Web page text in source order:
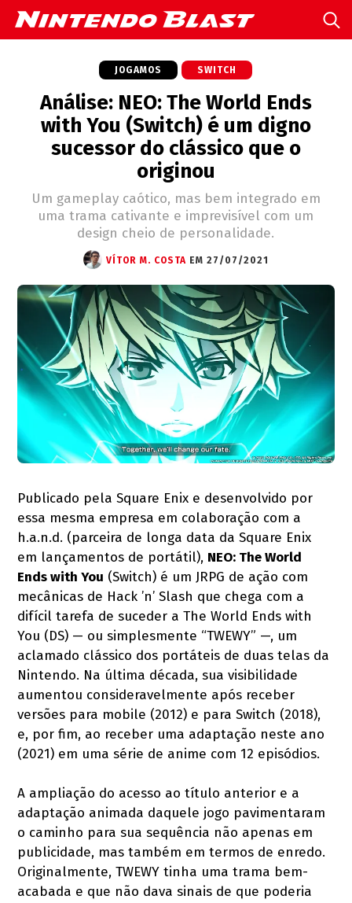
JOGAMOS SWITCH
Análise: NEO: The World Ends
with You (Switch) é um digno
sucessor do clássico que o
originou
Um gameplay caótico, mas bem integrado em
uma trama cativante e imprevisível com um
design cheio de personalidade.
VÍTOR M. COSTA EM 27/07/2021
Publicado pela Square Enix e desenvolvido por
essa mesma empresa em colaboração com a
h.a.n.d. (parceira de longa data da Square Enix
em lançamentos de portátil), NEO: The World
Ends with You (Switch) é um JRPG de ação com
mecânicas de Hack ’n’ Slash que chega com a
difícil tarefa de suceder a The World Ends with
You (DS) — ou simplesmente “TWEWY” —, um
aclamado clássico dos portáteis de duas telas da
Nintendo. Na última década, sua visibilidade
aumentou consideravelmente após receber
versões para mobile (2012) e para Switch (2018),
e, por fim, ao receber uma adaptação neste ano
(2021) em uma série de anime com 12 episódios.
A ampliação do acesso ao título anterior e a
adaptação animada daquele jogo pavimentaram
o caminho para sua sequência não apenas em
publicidade, mas também em termos de enredo.
Originalmente, TWEWY tinha uma trama bem-
acabada e que não dava sinais de que poderia